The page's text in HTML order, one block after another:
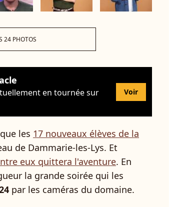
24 PHOTOS
en tournée sur
Voir
les 17 nouveaux élèves de la
de Dammarie-les-Lys. Et
eux quittera l'aventure. En
la grande soirée qui les
par les caméras du domaine.